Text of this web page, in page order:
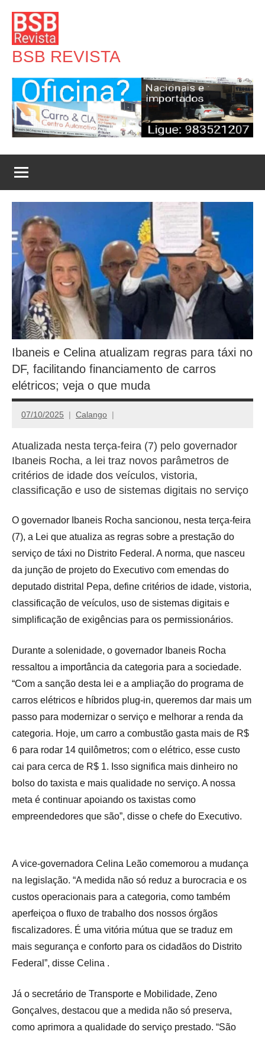
para
conteúdo
BSB REVISTA
Ibaneis e Celina atualizam regras para táxi no
DF, facilitando financiamento de carros
elétricos; veja o que muda
07/10/2025 Calango
Atualizada nesta terça-feira (7) pelo governador
Ibaneis Rocha, a lei traz novos parâmetros de
critérios de idade dos veículos, vistoria,
classificação e uso de sistemas digitais no serviço
O governador Ibaneis Rocha sancionou, nesta terça-feira
(7), a Lei que atualiza as regras sobre a prestação do
serviço de táxi no Distrito Federal. A norma, que nasceu
da junção de projeto do Executivo com emendas do
deputado distrital Pepa, define critérios de idade, vistoria,
classificação de veículos, uso de sistemas digitais e
simplificação de exigências para os permissionários.
Durante a solenidade, o governador Ibaneis Rocha
ressaltou a importância da categoria para a sociedade.
“Com a sanção desta lei e a ampliação do programa de
carros elétricos e híbridos plug-in, queremos dar mais um
passo para modernizar o serviço e melhorar a renda da
categoria. Hoje, um carro a combustão gasta mais de R$
6 para rodar 14 quilômetros; com o elétrico, esse custo
cai para cerca de R$ 1. Isso significa mais dinheiro no
bolso do taxista e mais qualidade no serviço. A nossa
meta é continuar apoiando os taxistas como
empreendedores que são”, disse o chefe do Executivo.
A vice-governadora Celina Leão comemorou a mudança
na legislação. “A medida não só reduz a burocracia e os
custos operacionais para a categoria, como também
aperfeiçoa o fluxo de trabalho dos nossos órgãos
fiscalizadores. É uma vitória mútua que se traduz em
mais segurança e conforto para os cidadãos do Distrito
Federal”, disse Celina .
Já o secretário de Transporte e Mobilidade, Zeno
Gonçalves, destacou que a medida não só preserva,
como aprimora a qualidade do serviço prestado. “São